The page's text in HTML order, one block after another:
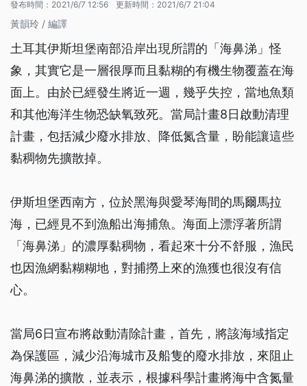
發布時間： 2021/6/7 12:56 更新時間： 2021/6/7 21:04
黃韻玲 / 編譯
土耳其伊斯坦堡南部沿岸出現所謂的「海鼻涕」怪
象，其實它是一層很厚而且黏糊的有機生物覆蓋在海
面上。由於已經發生將近一週，幾乎失控，當地魚類
和其他海洋生物恐缺氧致死。當局計畫8日啟動清理
計畫，包括減少廢水排放、降低氮含量，盼能讓這些
黏稠物先擴散掉。
伊斯坦堡西南方，位於黑海與愛琴海間的馬爾馬拉
海，已經見不到漁船出海捕魚。海面上漂浮著所謂
「海鼻涕」的濃厚黏稠物，看起來十分不舒服，漁民
也因漁網黏糊糊地，對捕撈上來的漁獲也很沒有信
心。
當局6日宣布將啟動清除計畫，首先，將該海域指定
為保護區，減少沿海城市及船隻的廢水排放，來阻止
海鼻涕的擴散，並表示，根據科學計畫將海中含氮量